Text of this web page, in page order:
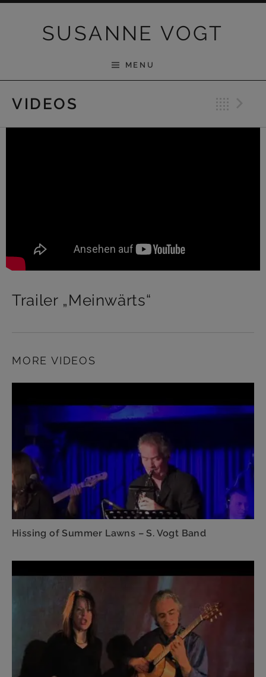
SUSANNE VOGT
MENU
VIDEOS
Trailer „Meinwärts“
MORE VIDEOS
Hissing of Summer Lawns – S. Vogt Band